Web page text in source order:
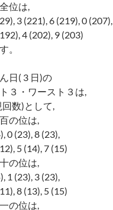
位は,
3 (221), 6 (219), 0 (207),
4 (202), 9 (203)
。
日( 3 日)の
３・ワースト３は,
数)として,
の位は,
0 (23), 8 (23),
5 (14), 7 (15)
の位は,
1 (23), 3 (23),
8 (13), 5 (15)
の位は,